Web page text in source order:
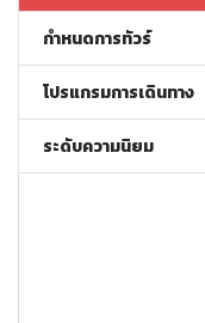
กำหนดการทัวร์
โปรแกรมการเดินทาง
ระดับความนิยม